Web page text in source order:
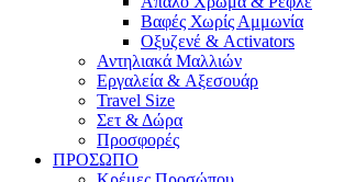
Βαφές Χωρίς Αμμωνία
Οξυζενέ & Activators
Αντηλιακά Μαλλιών
Εργαλεία & Aξεσουάρ
Travel Size
Σετ & Δώρα
Προσφορές
ΠΡΟΣΩΠΟ